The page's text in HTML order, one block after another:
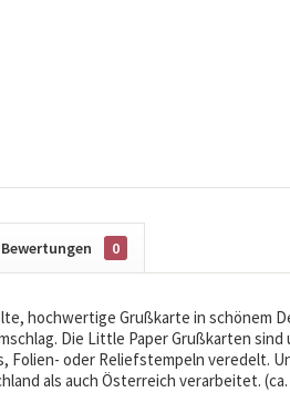
Bewertungen 0
hochwertige Grußkarte in schönem
Die Little Paper Grußkarten
Folien- oder Reliefstempeln veredelt.
als auch Österreich verarbeitet.